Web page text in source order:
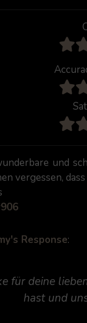
und
vergessen,
Response:
für deine
hast und